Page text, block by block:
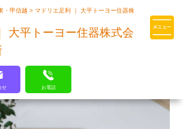
マドリエはLIXILの厳しい基準を
・甲信越>マドリエ足利 ｜ 大平トーヨー住器株
大平トーヨー住器株式会
せ お電話